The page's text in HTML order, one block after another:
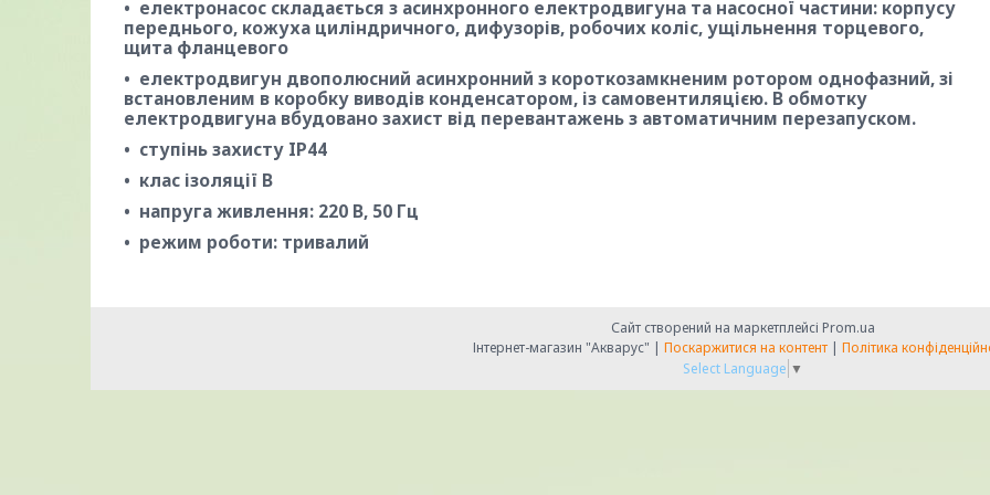
електронасос складається з асинхронного електродвигуна та насосної частини: корпусу
переднього, кожуха циліндричного, дифузорів, робочих коліс, ущільнення торцевого,
щита фланцевого
електродвигун двополюсний асинхронний з короткозамкненим ротором однофазний, зі
встановленим в коробку виводів конденсатором, із самовентиляцією. В обмотку
електродвигуна вбудовано захист від перевантажень з автоматичним перезапуском.
ступінь захисту IP44
клас ізоляції В
напруга живлення: 220 В, 50 Гц
режим роботи: тривалий
Сайт створений на маркетплейсі Prom.ua
Інтернет-магазин "Акварус" | Поскаржитися на контент | Політика
Select Language ▼